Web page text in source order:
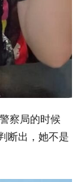
察局的时候
断出，她不是